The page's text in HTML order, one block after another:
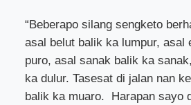
“Beberapo silang sengketo
asal belut balik ka lumpur, asal
puro, asal sanak balik ka
ka dulur. Tasesat di jalan nan
balik ka muaro.
Harapan sayo